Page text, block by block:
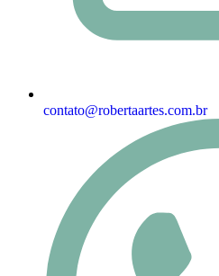
contato@robertaartes.com.br